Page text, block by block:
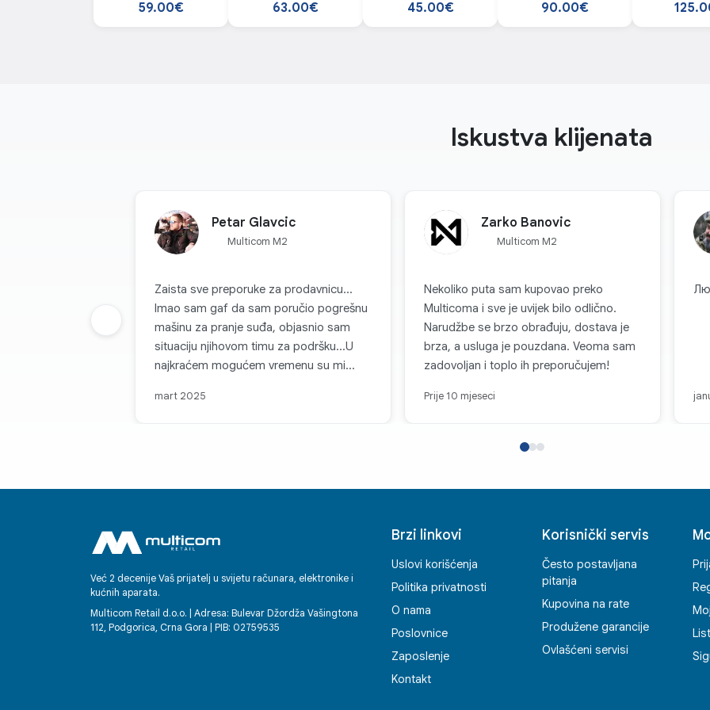
Pažljivo promišljen dizajn
dispanzer
59.00€ 63.00€ 45.00€ 90.00€
posuda za
Iskustva klijenata
Petar Glavcic
Multicom M2
Zaista sve preporuke za prodavnicu...
Imao sam gaf da sam poručio pogrešnu
mašinu za pranje suđa, objasnio sam
situaciju njihovom timu za podršku...U
najkraćem mogućem vremenu su mi
odgovarajućem.
mart 2025
Zarko Banovic
Multicom M2
Nekoliko puta sam kupovao preko
Multicoma i sve je uvijek bilo odlično.
Narudžbe se brzo obrađuju, dostava je
brza, a usluga je pouzdana. Veoma sam
zadovoljan i toplo ih preporučujem!
Prije 10 mjeseci
Prethodna grupa
Već 2 decenije Vaš prijatelj u svijetu računara, elektronike i
kućnih aparata.
Multicom Retail d.o.o. | Adresa: Bulevar Džordža Vašingtona
112, Podgorica, Crna Gora | PIB: 02759535
Brzi linkovi
Uslovi korišćenja
Politika privatnosti
O nama
Poslovnice
Zaposlenje
Kontakt
Korisnički servis
Često postavljana
pitanja
Kupovina na rate
Produžene garancije
Ovlašćeni servisi